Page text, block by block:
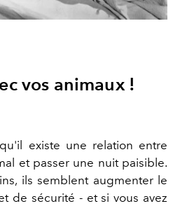
vos animaux !
existe une relation entre
et passer une nuit paisible.
ils semblent augmenter le
de sécurité - et si vous avez